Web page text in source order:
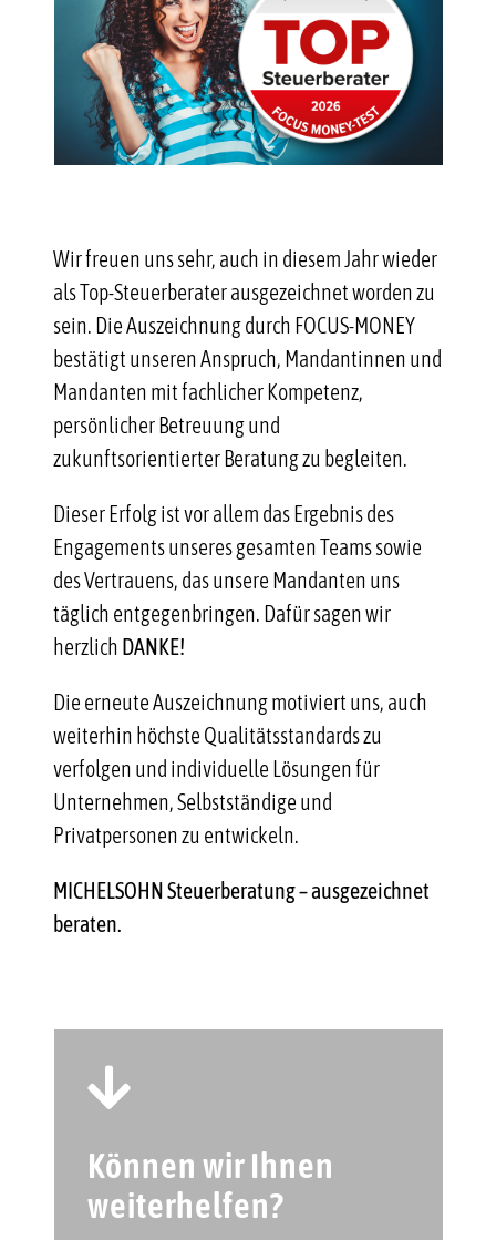
Wir freuen uns sehr, auch in diesem Jahr wieder
als Top-Steuerberater ausgezeichnet worden zu
sein. Die Auszeichnung durch FOCUS-MONEY
bestätigt unseren Anspruch, Mandantinnen und
Mandanten mit fachlicher Kompetenz,
persönlicher Betreuung und
zukunftsorientierter Beratung zu begleiten.
Dieser Erfolg ist vor allem das Ergebnis des
Engagements unseres gesamten Teams sowie
des Vertrauens, das unsere Mandanten uns
täglich entgegenbringen. Dafür sagen wir
herzlich DANKE!
Die erneute Auszeichnung motiviert uns, auch
weiterhin höchste Qualitätsstandards zu
verfolgen und individuelle Lösungen für
Unternehmen, Selbstständige und
Privatpersonen zu entwickeln.
MICHELSOHN Steuerberatung – ausgezeichnet
beraten.
Können wir Ihnen
weiterhelfen?